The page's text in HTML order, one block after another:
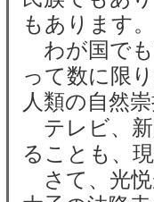
もあります。
わが国でも
って数に限
人類の自然
テレビ、新
ることも、
さて、光悦